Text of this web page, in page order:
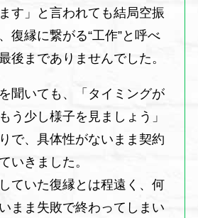
す」と言われても結局空振
復縁に繋がる“工作”と呼べ
後までありませんでした。
聞いても、「タイミングが
う少し様子を見ましょう」
で、具体性がないまま契約
いきました。
ていた復縁とは程遠く、何
まま失敗で終わってしまい